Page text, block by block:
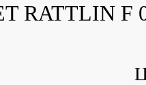
RATTLIN F